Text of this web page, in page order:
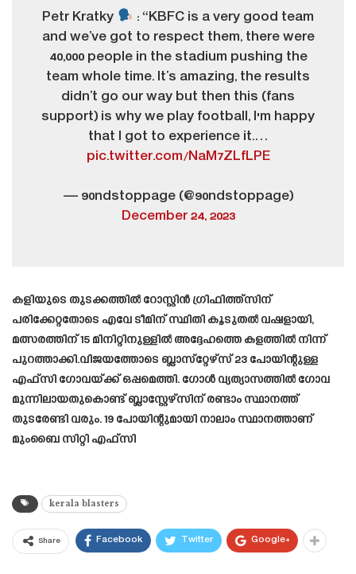
Petr Kratky
: “KBFC is a very good team
and we’ve got to respect them, there were
40,000 people in the stadium pushing the
team whole time. It’s amazing, the results
didn’t go our way but then this (fans
support) is why we play football, I'm happy
that I got to experience it.…
pic.twitter.com/NaM7ZLfLPE
— 90ndstoppage (@90ndstoppage)
December 24, 2023
കളിയുടെ തുടക്കത്തിൽ റോസ്റ്റിൻ ഗ്രിഫിത്ത്‌സിന്
പരിക്കേറ്റതോടെ എവേ ടീമിന് സ്ഥിതി കൂടുതൽ വഷളായി,
മത്സരത്തിന് 15 മിനിറ്റിനുള്ളിൽ അദ്ദേഹത്തെ കളത്തിൽ നിന്ന്
പുറത്താക്കി.വിജയത്തോടെ ബ്ലാസ്‌റ്റേഴ്‌സ് 23 പോയിന്റുള്ള
എഫ്‌സി ഗോവയ്ക്ക് ഒപ്പമെത്തി. ഗോള്‍ വ്യത്യാസത്തില്‍ ഗോവ
മുന്നിലായതുകൊണ്ട് ബ്ലാസ്റ്റേഴ്‌സിന് രണ്ടാം സ്ഥാനത്ത്
തുടരേണ്ടി വരും. 19 പോയിന്റുമായി നാലാം സ്ഥാനത്താണ്
മുംബൈ സിറ്റി എഫ്സി
kerala blasters
Share Facebook Twitter Google+